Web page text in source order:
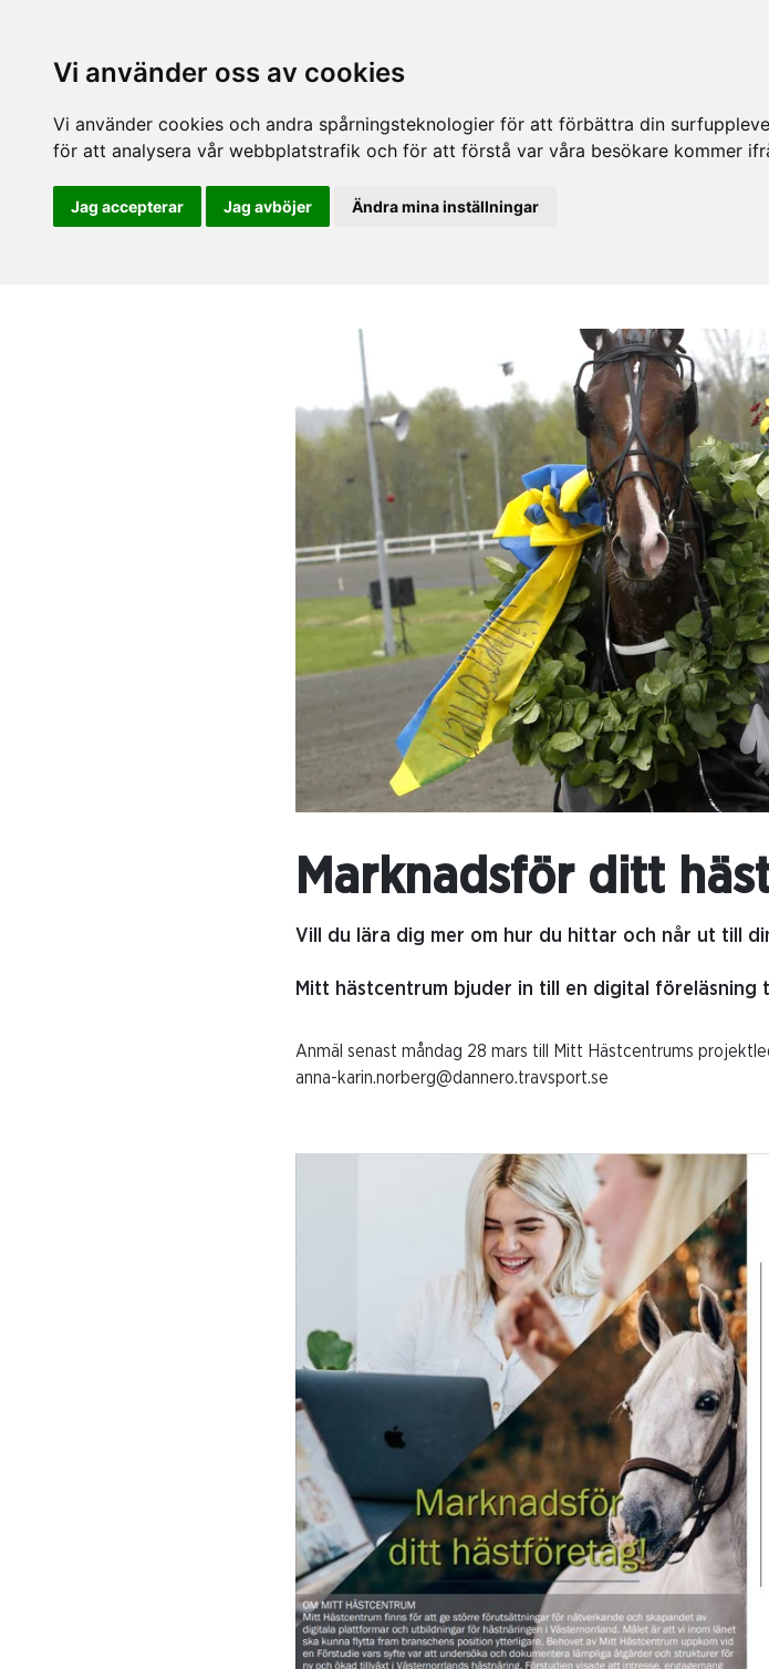
Vi använder oss av cookies
Vi använder cookies och andra spårningsteknologier för att förbättra din
för att analysera vår webbplatstrafik och för att förstå var våra besökare kommer
Jag accepterar Jag avböjer Ändra mina inställningar
Marknadsför ditt
Vill du lära dig mer om hur du hittar och når ut till
Mitt hästcentrum bjuder in till en digital föreläsning
Anmäl senast måndag 28 mars till Mitt Hästcentrums
anna-karin.norberg@dannero.travsport.se